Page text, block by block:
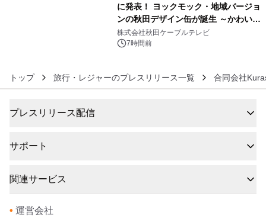
に発表！ ヨックモック・地域バージョ
ンの秋田デザイン缶が誕生 ～かわいい
秋田犬の子犬と秋田の四季と名所を巡
るパッケージ～ 9月1日(火)秋田県内で
株式会社秋田ケーブルテレビ
7時間前
トップ 旅行・レジャーのプレスリリース一覧 合同会社
プレスリリース配信
サポート
関連サービス
• 運営会社